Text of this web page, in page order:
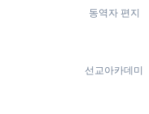
동역자 편지
선교아카데미